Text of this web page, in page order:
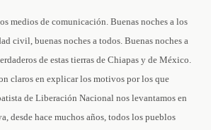
medios de comunicación. Buenas noches a los
civil, buenas noches a todos. Buenas noches a
de estas tierras de Chiapas y de México.
claros en explicar los motivos por los que
de Liberación Nacional nos levantamos en
desde hace muchos años, todos los pueblos